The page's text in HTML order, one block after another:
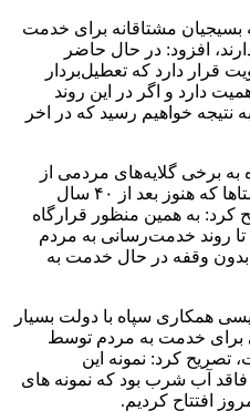
بسیجیان مشتاقانه برای خدمت
افزود: در حال حاضر
قرار دارد که تعطیل‌بردار
دارد و اگر در این روند
نتیجه خواهیم رسید که در اخر
به برخی گلایه‌های مردمی از
وضعیت بد جاده‌ها به ویژه در روستاها که هنوز بعد از ۴۰ سال
به همین منظور قرارگاه
روند خدمت‌رسانی به مردم
بدون وقفه در حال خدمت به
همکاری سپاه با دولت بسیار
برای خدمت به مردم توسط
تصریح کرد: نمونه این
فاقد آب شرب بود که نمونه های
افتتاح کردیم.